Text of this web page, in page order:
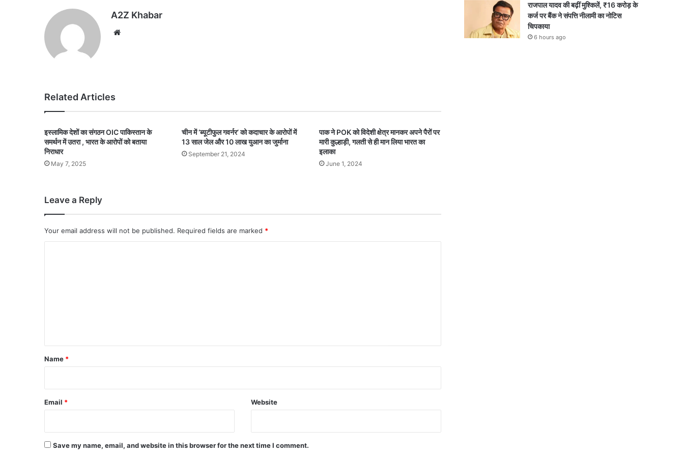
A2Z Khabar
Related Articles
इस्लामिक देशों का संगठन OIC पाकिस्तान के
समर्थन में उतरा , भारत के आरोपों को बताया
निराधार
May 7, 2025
चीन में ‘ब्यूटीफुल गवर्नर’ को कदाचार के आरोपों में
13 साल जेल और 10 लाख युआन का जुर्माना
September 21, 2024
पाक ने POK को विदेशी क्षेत्र मानकर अपने पैरों पर
मारी कुल्हाड़ी, गलती से ही मान लिया भारत का
इलाका
June 1, 2024
Leave a Reply
Your email address will not be published. Required fields are marked *
*
Name *
Email * Website
Save my name, email, and website in this browser for the next time I comment.
राजपाल यादव की बढ़ीं मुश्किलें, ₹16 करोड़ के
कर्ज पर बैंक ने संपत्ति नीलामी का नोटिस
चिपकाया
6 hours ago